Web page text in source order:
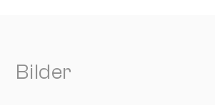
Bilder